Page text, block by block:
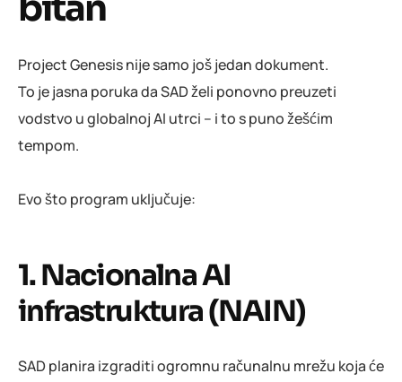
Project Genesis nije samo još jedan dokument.
To je jasna poruka da SAD želi ponovno preuzeti
vodstvo u globalnoj AI utrci – i to s puno žešćim
tempom.
Evo što program uključuje:
1. Nacionalna AI
infrastruktura (NAIN)
SAD planira izgraditi ogromnu računalnu mrežu koja će